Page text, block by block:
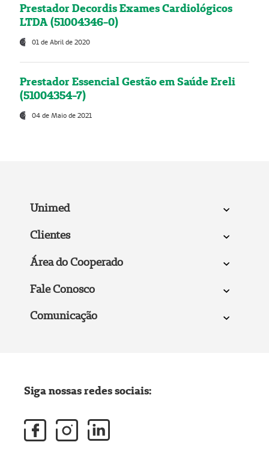
Prestador Decordis Exames Cardiológicos
LTDA (51004346-0)
01 de Abril de 2020
Prestador Essencial Gestão em Saúde Ereli
(51004354-7)
04 de Maio de 2021
Unimed
Clientes
Área do Cooperado
Fale Conosco
Comunicação
Siga nossas redes sociais: